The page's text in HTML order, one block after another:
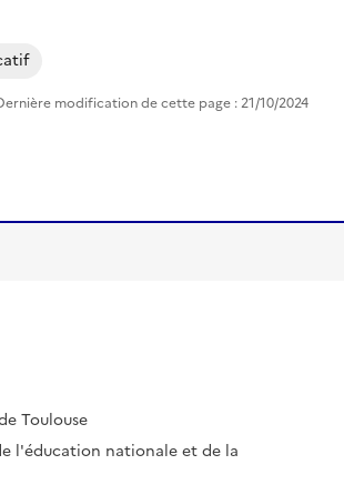
modification de cette page : 21/10/2024
Toulouse
l'éducation nationale et de la